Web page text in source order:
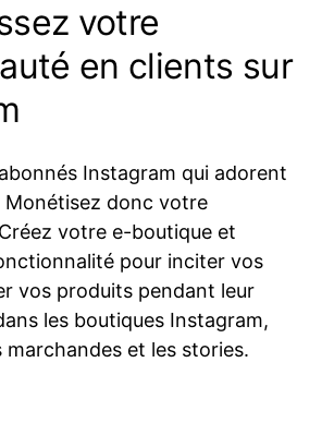
votre
en clients sur
Instagram qui adorent
Monétisez donc votre
votre e-boutique et
pour inciter vos
vos produits pendant leur
les boutiques Instagram,
marchandes et les stories.